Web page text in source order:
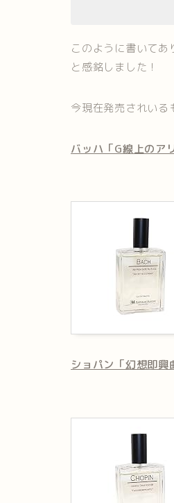
このように書いて
と感銘しました！
今現在発売されい
バッハ「G線上のア
ショパン「幻想即興